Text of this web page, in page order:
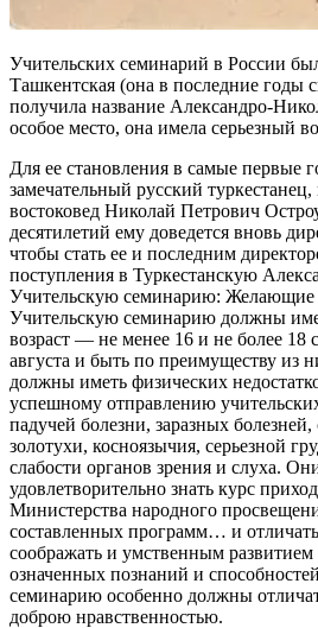
Учительских семинарий в России
Ташкентская (она в последние годы
получила название Александро-
особое место, она имела серьезный
Для ее становления в самые первые
замечательный русский туркестанец,
востоковед Николай Петрович
десятилетий ему доведется вновь
чтобы стать ее и последним
поступления в Туркестанскую
Учительскую семинарию: Желающие
Учительскую семинарию должны
возраст — не менее 16 и не более 18
августа и быть по преимуществу из
должны иметь физических
успешному отправлению
падучей болезни, заразных болезней,
золотухи, косноязычия, серьезной
слабости органов зрения и слуха.
удовлетворительно знать курс
Министерства народного
составленных программ… и
соображать и умственным
означенных познаний и
семинарию особенно должны
доброю нравственностью.